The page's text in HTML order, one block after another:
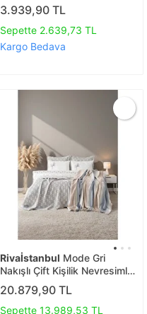
Takımı - 7 Parça Çeyiz Seti
3.939,90 TL
Sepette 2.639,73 TL
Kargo Bedava
Rivaİstanbul Mode Gri
Nakışlı Çift Kişilik Nevresimli
Battaniye Seti - 8 Parça
Çeyiz Seti
20.879,90 TL
Sepette 13.989,53 TL